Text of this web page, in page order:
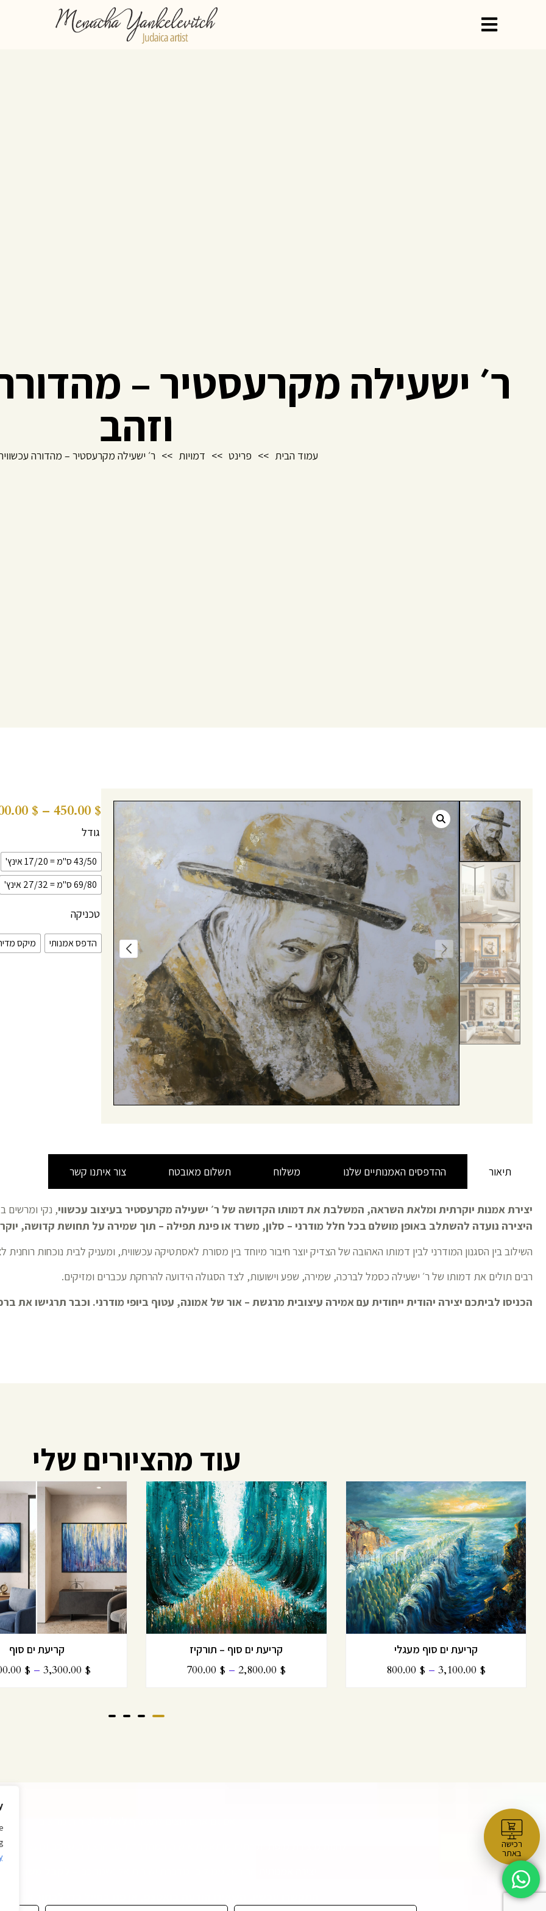
ר׳ ישעילה מקרעסטיר –
וזהב
עמוד הבית >> פרינט >> דמויות >> ר׳ ישעילה מקרעסטיר – מהדורה
450.00 $
–
$
גודל
43/50 ס"מ = 17/20 אינץ'
69/80 ס"מ = 27/32 אינץ'
טכניקה
הדפס אמנותי מיקס
תיאור ההדפסים האמנותיים שלנו משלוח תשלום מאובטח צור איתנו קשר
יצירת אמנות יוקרתית ומלאת השראה, המשלבת את דמותו הקדושה של ר׳ ישעילה מקרעסטיר בעיצוב עכשווי, נקי ומרשים
היצירה נועדה להשתלב באופן מושלם בכל חלל מודרני – סלון, משרד או פינת תפילה – תוך שמירה על תחושת קדושה,
השילוב בין הסגנון המודרני לבין דמותו האהובה של הצדיק יוצר חיבור מיוחד בין מסורת לאסתטיקה עכשווית, ומעניק לבית נוכחות רוחנית
רבים תולים את דמותו של ר׳ ישעילה כסמל לברכה, שמירה, שפע וישועות, לצד הסגולה הידועה להרחקת עכברים ומזיקים.
הכניסו לביתכם יצירה יהודית ייחודית עם אמירה עיצובית מרגשת – אור של אמונה, עטוף ביופי מודרני. וכבר תרגישו את
עוד מהציורים שלי
קריעת ים סוף מעגלי
800.00 $ – 3,100.00 $
קריעת ים סוף – תורקיז
700.00 $ – 2,800.00 $
קריעת ים סוף
$ – 3,300.00 $
להנות מיצירת מופת יוקרתית מותאמת אישית המהדהדת עם הרצונות שלכם ומעצימה
רכישה
באתר